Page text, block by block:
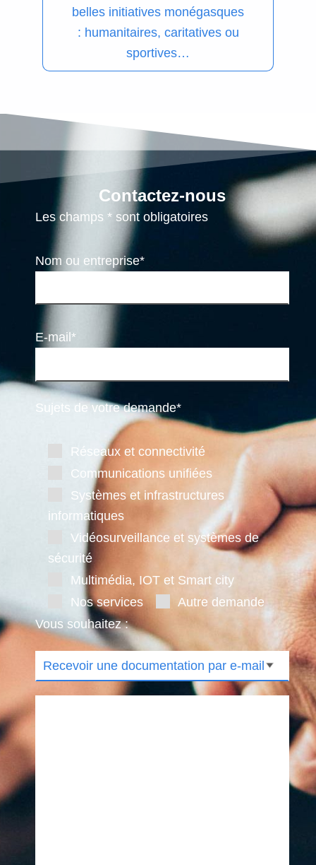
belles initiatives monégasques
: humanitaires, caritatives ou
sportives…
Contactez-nous
Les champs * sont obligatoires
Nom ou entreprise*
E-mail*
Sujets de votre demande*
Réseaux et connectivité
Communications unifiées
Systèmes et infrastructures
informatiques
Vidéosurveillance et systèmes de
sécurité
Multimédia, IOT et Smart city
Nos services
Autre demande
Vous souhaitez :